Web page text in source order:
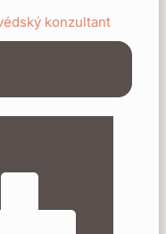
konzultant